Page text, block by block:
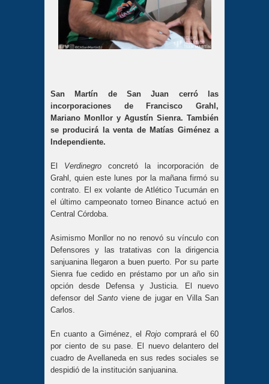
San Martín de San Juan cerró las
incorporaciones de Francisco Grahl,
Mariano Monllor y Agustín Sienra. También
se producirá la venta de Matías Giménez a
Independiente.
El Verdinegro concretó la incorporación de
Grahl, quien este lunes por la mañana firmó su
contrato. El ex volante de Atlético Tucumán en
el último campeonato torneo Binance actuó en
Central Córdoba.
Asimismo Monllor no no renovó su vínculo con
Defensores y las tratativas con la dirigencia
sanjuanina llegaron a buen puerto. Por su parte
Sienra fue cedido en préstamo por un año sin
opción desde Defensa y Justicia. El nuevo
defensor del Santo viene de jugar en Villa San
Carlos.
En cuanto a Giménez, el Rojo comprará el 60
por ciento de su pase. El nuevo delantero del
cuadro de Avellaneda en sus redes sociales se
despidió de la institución sanjuanina.